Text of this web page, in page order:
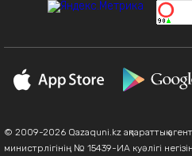
© 2009-2026 Qazaquni.kz ақпараттық
министрлігінің № 15439-ИА куәлігі